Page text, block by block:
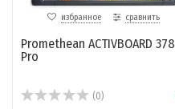
избранное сравнить
Promethean ACTIVBOARD 378
Pro
(0)